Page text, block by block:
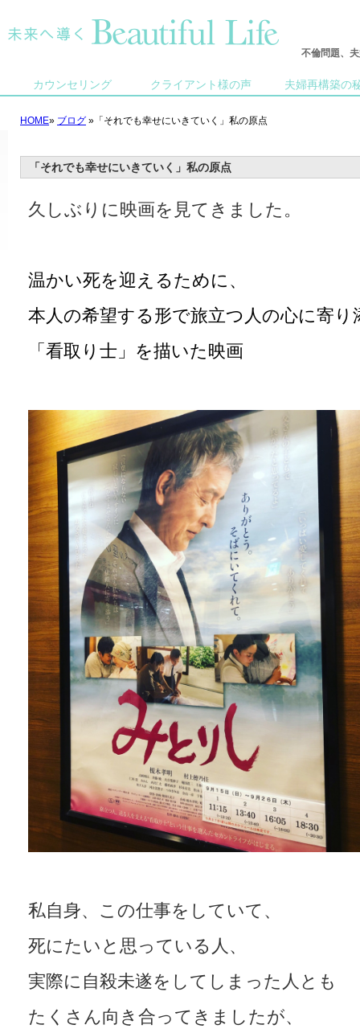
不倫問題、
カウンセリング クライアント様の声 夫婦再構築の
HOME» ブログ »「それでも幸せにいきていく」私の原点
「それでも幸せにいきていく」私の原点
久しぶりに映画を見てきました。
温かい死を迎えるために、
本人の希望する形で旅立つ人の心に寄
「看取り士」を描いた映画
私自身、この仕事をしていて、
死にたいと思っている人、
実際に自殺未遂をしてしまった人とも
たくさん向き合ってきましたが、